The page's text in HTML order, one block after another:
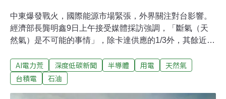
中東爆發戰火，國際能源市場緊張，外界關注對台影響。
經濟部長龔明鑫9日上午接受媒體採訪強調，「斷氣（天
然氣）是不可能的事情」，除卡達供應的1/3外，其餘近七
（12）日行政院會後記者會上說明，台灣已在上（2）月
與美國簽署新的能源長約，中油已向美方協商提前交貨，
AI電力荒 深度低碳新聞 半導體 用電
天然氣
台積電
石油